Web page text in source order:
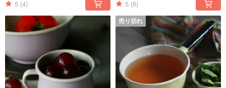
5 (4) 5 (6)
売り切れ